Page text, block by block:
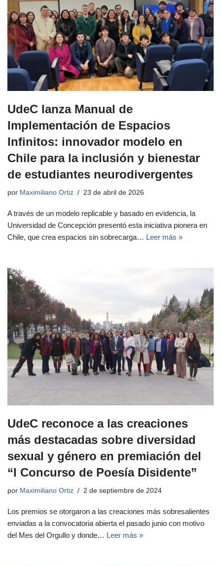
UdeC lanza Manual de
Implementación de Espacios
Infinitos: innovador modelo en
Chile para la inclusión y bienestar
de estudiantes neurodivergentes
por Maximiliano Ortiz 23 de abril de 2026
A través de un modelo replicable y basado en evidencia, la
Universidad de Concepción presentó esta iniciativa pionera en
Chile, que crea espacios sin sobrecarga… Leer más »
UdeC reconoce a las creaciones
más destacadas sobre diversidad
sexual y género en premiación del
“I Concurso de Poesía Disidente”
por Maximiliano Ortiz 2 de septiembre de 2024
Los premios se otorgaron a las creaciones más sobresalientes
enviadas a la convocatoria abierta el pasado junio con motivo
del Mes del Orgullo y donde… Leer más »